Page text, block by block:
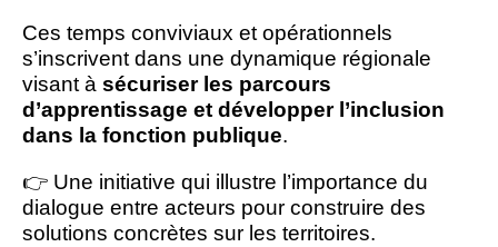
Ces temps conviviaux et opérationnels
s’inscrivent dans une dynamique régionale
visant à sécuriser les parcours
d’apprentissage et développer l’inclusion
dans la fonction publique.
👉 Une initiative qui illustre l’importance du
dialogue entre acteurs pour construire des
solutions concrètes sur les territoires.